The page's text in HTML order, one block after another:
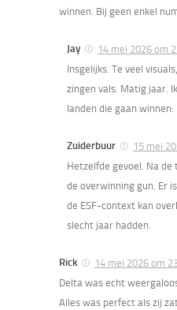
winnen. Bij geen enkel
Jay
14 mei 2026 om
Insgelijks. Te veel
zingen vals. Matig jaar.
landen die gaan
Zuiderbuur
15 mei
Hetzelfde gevoel. Na
de overwinning gun. Er
de ESF-context kan
slecht jaar hadden.
Rick
14 mei 2026 om
Delta was echt
Alles was perfect als zij